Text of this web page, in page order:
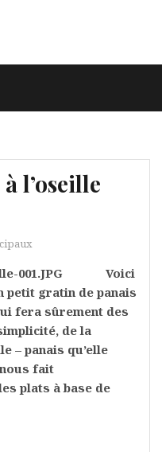
l’oseille
Voici
petit gratin de panais
fera sûrement des
de la
– panais qu’elle
fait
plats à base de